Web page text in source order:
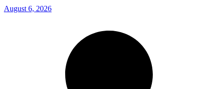
August 6, 2026